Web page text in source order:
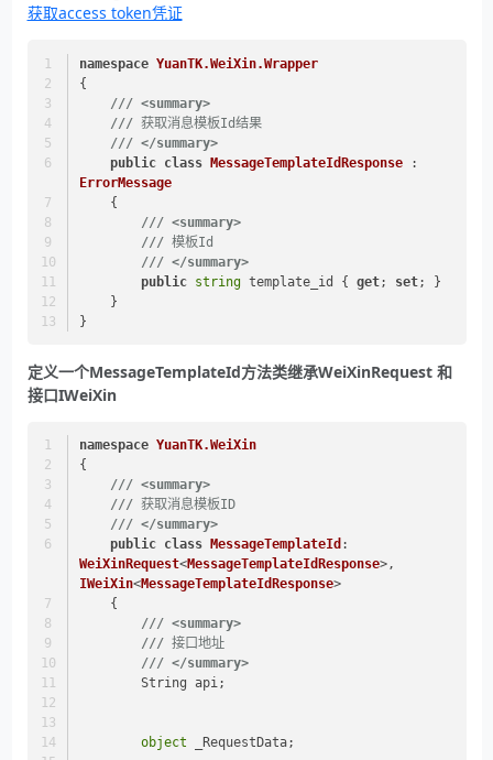
获取access token凭证
namespace YuanTK.WeiXin.Wrapper
{
/// <summary>
/// 获取消息模板Id结果
/// </summary>
public class MessageTemplateIdResponse
ErrorMessage
    {
/// <summary>
/// 模板Id
/// </summary>
public string template_id { get; set; }
    }
}
定义一个MessageTemplateId方法类继承WeiXinRequest 和
接口IWeiXin
namespace YuanTK.WeiXin
{
/// <summary>
/// 获取消息模板ID
/// </summary>
public class MessageTemplateId
WeiXinRequest<MessageTemplateIdResponse
IWeiXin<MessageTemplateIdResponse>
    {
/// <summary>
/// 接口地址
/// </summary>
        String api;
object _RequestData;